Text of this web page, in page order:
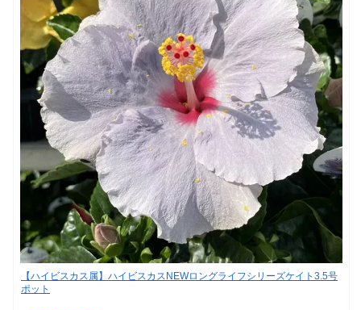
【ハイビスカス属】ハイビスカスNEWロングライフシリーズケイト3.5号
ポット